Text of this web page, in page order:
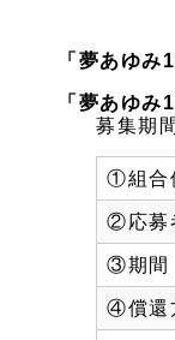
「夢あゆ
「夢あゆ
募集期
①組合
②応募
③期間
④償還